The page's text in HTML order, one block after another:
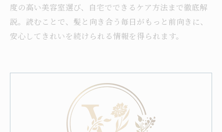
度の高い美容室選び、自宅でできるケア方法まで徹底解
説。読むことで、髪と向き合う毎日がもっと前向きに、
安心してきれいを続けられる情報を得られます。